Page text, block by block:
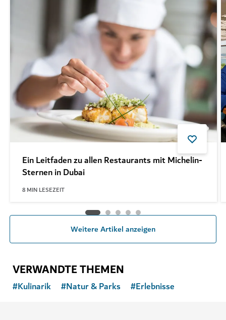
Ein Leitfaden zu allen Restaurants mit Michelin-
Sternen in Dubai
8 MIN LESEZEIT
Weitere Artikel anzeigen
VERWANDTE THEMEN
#Kulinarik #Natur & Parks #Erlebnisse